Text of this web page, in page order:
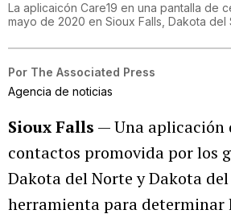
La aplicaicón Care19 en una pantalla de
mayo de 2020 en Sioux Falls, Dakota del
Por The Associated Press
Agencia de noticias
Sioux Falls — Una aplicación
contactos promovida por los
Dakota del Norte y Dakota
herramienta para determinar